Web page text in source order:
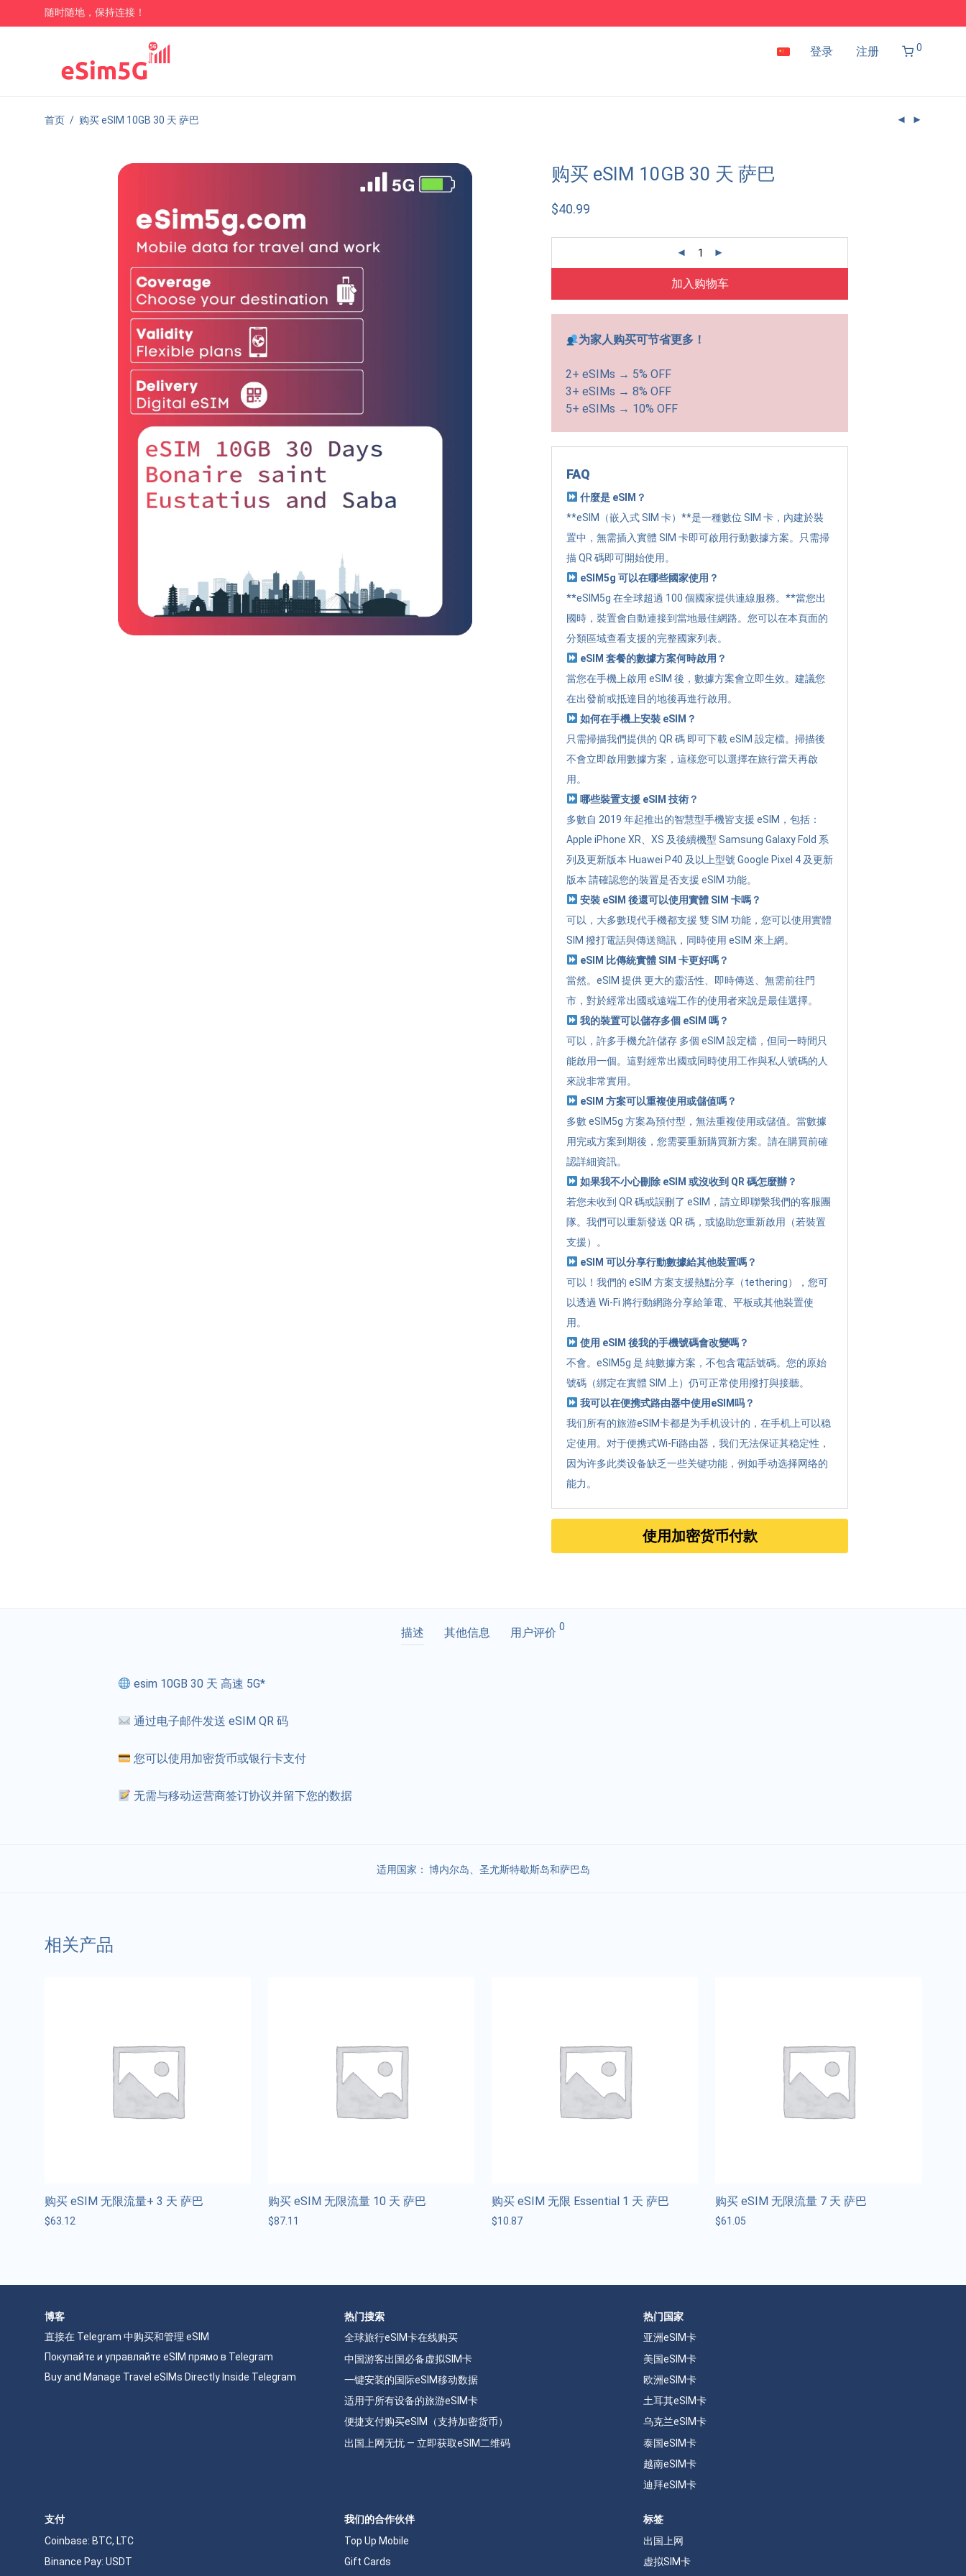
随时随地，保持连接！
登录 注册 0
首页 / 购买 eSIM 10GB 30 天 萨巴
购买 eSIM 10GB 30 天 萨巴
$40.99
加入购物车
为家人购买可节省更多！
2+ eSIMs → 5% OFF
3+ eSIMs → 8% OFF
5+ eSIMs → 10% OFF
FAQ
什麼是 eSIM？
**eSIM（嵌入式 SIM 卡）**是一種數位 SIM 卡，內建於裝
置中，無需插入實體 SIM 卡即可啟用行動數據方案。只需掃
描 QR 碼即可開始使用。
eSIM5g 可以在哪些國家使用？
**eSIM5g 在全球超過 100 個國家提供連線服務。**當您出
國時，裝置會自動連接到當地最佳網路。您可以在本頁面的
分類區域查看支援的完整國家列表。
eSIM 套餐的數據方案何時啟用？
當您在手機上啟用 eSIM 後，數據方案會立即生效。建議您
在出發前或抵達目的地後再進行啟用。
如何在手機上安裝 eSIM？
只需掃描我們提供的 QR 碼 即可下載 eSIM 設定檔。掃描後
不會立即啟用數據方案，這樣您可以選擇在旅行當天再啟
用。
哪些裝置支援 eSIM 技術？
多數自 2019 年起推出的智慧型手機皆支援 eSIM，包括：
Apple iPhone XR、XS 及後續機型 Samsung Galaxy Fold 系
列及更新版本 Huawei P40 及以上型號 Google Pixel 4 及更新
版本 請確認您的裝置是否支援 eSIM 功能。
安裝 eSIM 後還可以使用實體 SIM 卡嗎？
可以，大多數現代手機都支援 雙 SIM 功能，您可以使用實體
SIM 撥打電話與傳送簡訊，同時使用 eSIM 來上網。
eSIM 比傳統實體 SIM 卡更好嗎？
當然。eSIM 提供 更大的靈活性、即時傳送、無需前往門
市，對於經常出國或遠端工作的使用者來說是最佳選擇。
我的裝置可以儲存多個 eSIM 嗎？
可以，許多手機允許儲存 多個 eSIM 設定檔，但同一時間只
能啟用一個。這對經常出國或同時使用工作與私人號碼的人
來說非常實用。
eSIM 方案可以重複使用或儲值嗎？
多數 eSIM5g 方案為預付型，無法重複使用或儲值。當數據
用完或方案到期後，您需要重新購買新方案。請在購買前確
認詳細資訊。
如果我不小心刪除 eSIM 或沒收到 QR 碼怎麼辦？
若您未收到 QR 碼或誤刪了 eSIM，請立即聯繫我們的客服團
隊。我們可以重新發送 QR 碼，或協助您重新啟用（若裝置
支援）。
eSIM 可以分享行動數據給其他裝置嗎？
可以！我們的 eSIM 方案支援熱點分享（tethering），您可
以透過 Wi-Fi 將行動網路分享給筆電、平板或其他裝置使
用。
使用 eSIM 後我的手機號碼會改變嗎？
不會。eSIM5g 是 純數據方案，不包含電話號碼。您的原始
號碼（綁定在實體 SIM 上）仍可正常使用撥打與接聽。
我可以在便携式路由器中使用eSIM吗？
我们所有的旅游eSIM卡都是为手机设计的，在手机上可以稳
定使用。对于便携式Wi-Fi路由器，我们无法保证其稳定性，
因为许多此类设备缺乏一些关键功能，例如手动选择网络的
能力。
使用加密货币付款
描述 其他信息 用户评价 0
esim 10GB 30 天 高速 5G*
通过电子邮件发送 eSIM QR 码
您可以使用加密货币或银行卡支付
无需与移动运营商签订协议并留下您的数据
适用国家： 博内尔岛、圣尤斯特歇斯岛和萨巴岛
相关产品
购买 eSIM 无限流量+ 3 天 萨巴
$63.12
购买 eSIM 无限流量 10 天 萨巴
$87.11
购买 eSIM 无限 Essential 1 天 萨巴
$10.87
购买 eSIM 无限流量 7 天 萨巴
$61.05
博客
直接在 Telegram 中购买和管理 eSIM
Покупайте и управляйте eSIM прямо в Telegram
Buy and Manage Travel eSIMs Directly Inside Telegram
热门搜索
全球旅行eSIM卡在线购买
中国游客出国必备虚拟SIM卡
一键安装的国际eSIM移动数据
适用于所有设备的旅游eSIM卡
便捷支付购买eSIM（支持加密货币）
出国上网无忧 — 立即获取eSIM二维码
热门国家
亚洲eSIM卡
美国eSIM卡
欧洲eSIM卡
土耳其eSIM卡
乌克兰eSIM卡
泰国eSIM卡
越南eSIM卡
迪拜eSIM卡
支付
Coinbase: BTC, LTC
Binance Pay: USDT
我们的合作伙伴
Top Up Mobile
Gift Cards
标签
出国上网
虚拟SIM卡